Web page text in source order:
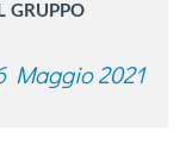
GRUPPO
Maggio 2021